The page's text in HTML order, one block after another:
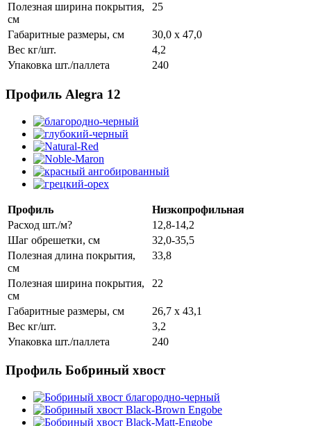
Полезная ширина покрытия,
см
25
Габаритные размеры, см
30,0 x 47,0
Вес кг/шт.
4,2
Упаковка шт./паллета
240
Профиль Alegra 12
Профиль
Низкопрофильная
Расход шт./м?
12,8-14,2
Шаг обрешетки, см
32,0-35,5
Полезная длина покрытия,
см
33,8
Полезная ширина покрытия,
см
22
Габаритные размеры, см
26,7 x 43,1
Вес кг/шт.
3,2
Упаковка шт./паллета
240
Профиль Бобриный хвост